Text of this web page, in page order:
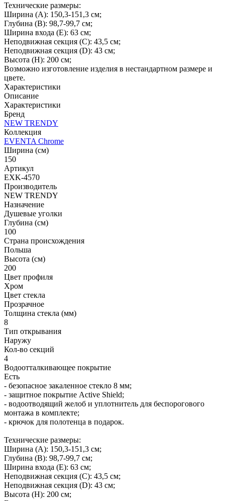
Технические размеры:
Ширина (A): 150,3-151,3 см;
Глубина (B): 98,7-99,7 см;
Ширина входа (E): 63 см;
Неподвижная секция (С): 43,5 см;
Неподвижная секция (D): 43 см;
Высота (H): 200 см;
Возможно изготовление изделия в нестандартном размере и
цвете.
Характеристики
Описание
Характеристики
Бренд
NEW TRENDY
Коллекция
EVENTA Chrome
Ширина (см)
150
Артикул
EXK-4570
Производитель
NEW TRENDY
Назначение
Душевые уголки
Глубина (см)
100
Страна происхождения
Польша
Высота (см)
200
Цвет профиля
Хром
Цвет стекла
Прозрачное
Толщина стекла (мм)
8
Тип открывания
Наружу
Кол-во секций
4
Водоотталкивающее покрытие
Есть
- безопасное закаленное стекло 8 мм;
- защитное покрытие Active Shield;
- водоотводящий желоб и уплотнитель для беспорогового
монтажа в комплекте;
- крючок для полотенца в подарок.
Технические размеры:
Ширина (A): 150,3-151,3 см;
Глубина (B): 98,7-99,7 см;
Ширина входа (E): 63 см;
Неподвижная секция (С): 43,5 см;
Неподвижная секция (D): 43 см;
Высота (H): 200 см;